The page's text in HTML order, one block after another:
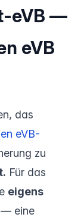
eVB —
eVB
das
eVB-
zu
Für das
eigens
— eine